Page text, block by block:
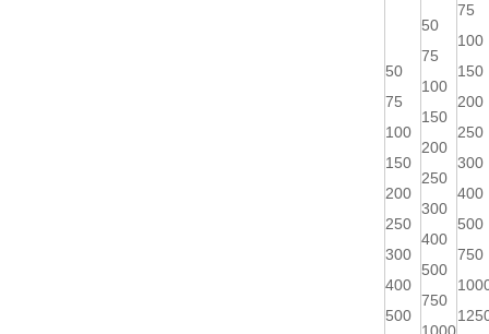
50
75
100
150
200
250
300
400
500
50
75
100
150
200
250
300
400
500
750
75
100
150
200
250
300
400
500
750